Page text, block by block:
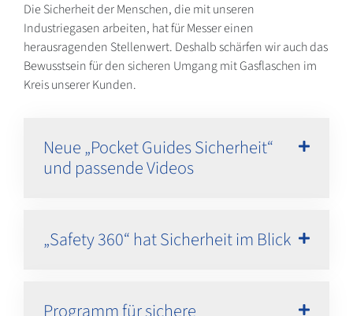
Die Sicherheit der Menschen, die mit unseren
Industriegasen arbeiten, hat für Messer einen
herausragenden Stellenwert. Deshalb schärfen wir auch das
Bewusstsein für den sicheren Umgang mit Gasflaschen im
Kreis unserer Kunden.
Neue „Pocket Guides Sicherheit“
und passende Videos
„Safety 360“ hat Sicherheit im Blick